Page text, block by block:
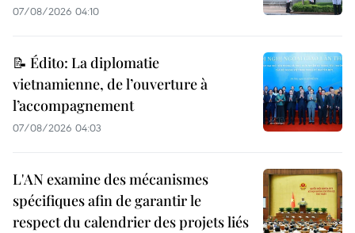
07/08/2026 04:10
📝 Édito: La diplomatie
vietnamienne, de l’ouverture à
l’accompagnement
07/08/2026 04:03
L'AN examine des mécanismes
spécifiques afin de garantir le
respect du calendrier des projets liés